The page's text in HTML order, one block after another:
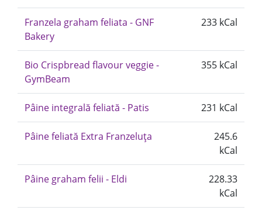
Franzela graham feliata - GNF
Bakery
233 kCal
Bio Crispbread flavour veggie -
GymBeam
355 kCal
Pâine integrală feliată - Patis 231 kCal
Pâine feliată Extra Franzeluța
245.6
kCal
Pâine graham felii - Eldi
228.33
kCal